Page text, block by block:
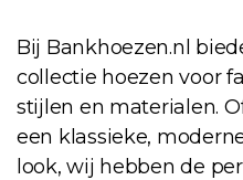
Bij Bankhoezen.nl
collectie hoezen voor
stijlen en materialen.
een klassieke,
look, wij hebben de